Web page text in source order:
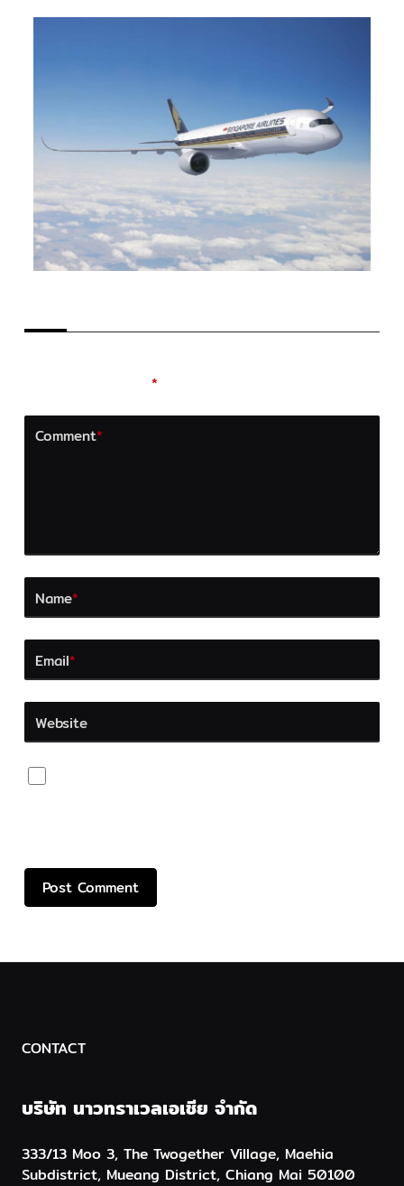
*
Comment*
Name*
Email*
Website
CONTACT
บริษัท นาวทราเวลเอเชีย จำกัด
333/13 Moo 3, The Twogether Village, Maehia
Subdistrict, Mueang District, Chiang Mai 50100